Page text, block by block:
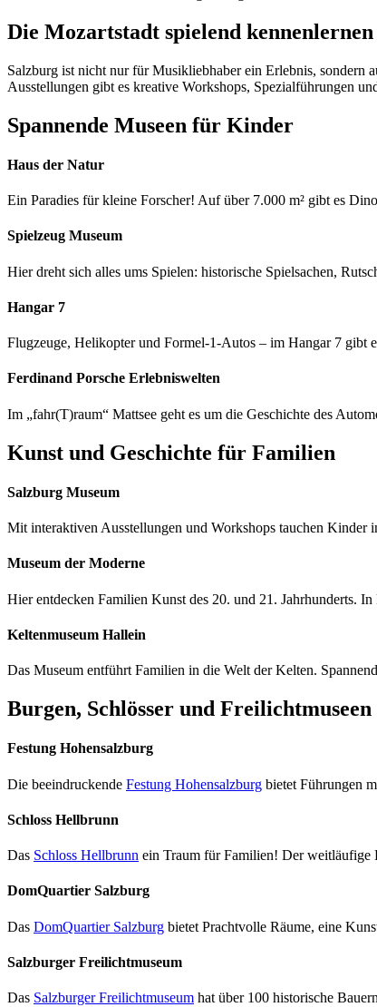
Die Mozartstadt spielend kennenlernen
Salzburg ist nicht nur für Musikliebhaber ein Erlebnis, sondern
Ausstellungen gibt es kreative Workshops, Spezialführungen
Spannende Museen für Kinder
Haus der Natur
Ein Paradies für kleine Forscher! Auf über 7.000 m² gibt es
Spielzeug Museum
Hier dreht sich alles ums Spielen: historische Spielsachen,
Hangar 7
Flugzeuge, Helikopter und Formel-1-Autos – im Hangar 7 gibt
Ferdinand Porsche Erlebniswelten
Im „fahr(T)raum“ Mattsee geht es um die Geschichte des
Kunst und Geschichte für Familien
Salzburg Museum
Mit interaktiven Ausstellungen und Workshops tauchen Kinder
Museum der Moderne
Hier entdecken Familien Kunst des 20. und 21. Jahrhunderts.
Keltenmuseum Hallein
Das Museum entführt Familien in die Welt der Kelten.
Burgen, Schlösser und Freilichtmuseen
Festung Hohensalzburg
Die beeindruckende Festung Hohensalzburg bietet Führungen
Schloss Hellbrunn
Das Schloss Hellbrunn ein Traum für Familien! Der weitläufige
DomQuartier Salzburg
Das DomQuartier Salzburg bietet Prachtvolle Räume, eine
Salzburger Freilichtmuseum
Das Salzburger Freilichtmuseum hat über 100 historische